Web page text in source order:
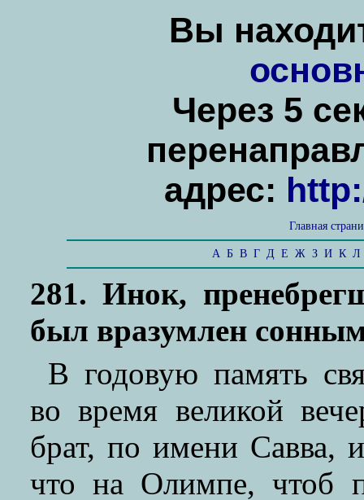
Вы
Через 5
адрес:
Главная
А Б В Г Д Е Ж З И К Л
281. Инок,
был вразумлен
В годовую память
во время великой
брат, по имени Савва,
что на Олимпе, чтоб